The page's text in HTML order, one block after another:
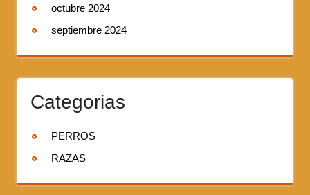
octubre 2024
septiembre 2024
Categorias
PERROS
RAZAS